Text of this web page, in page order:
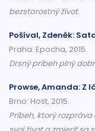
bezstarostný život.
Pošíval, Zdeněk:
Praha: Epocha, 2015.
Drsný príbeh plný
Prowse, Amanda: Z
Brno: Host, 2015.
Príbeh, ktorý